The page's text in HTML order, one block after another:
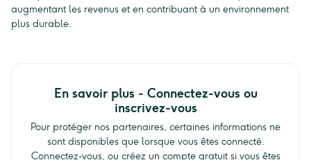
augmentant les revenus et en contribuant à un environnement
plus durable.
En savoir plus - Connectez-vous ou
inscrivez-vous
Pour protéger nos partenaires, certaines informations ne
sont disponibles que lorsque vous êtes connecté.
Connectez-vous, ou créez un compte gratuit si vous êtes